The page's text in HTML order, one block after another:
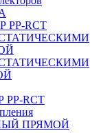
RCT
RCT
ПРЯМОЙ